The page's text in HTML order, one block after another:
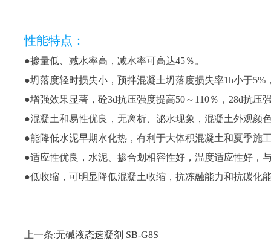
性能特点：
●掺量低、减水率高，减水率可高达45％。
●坍落度轻时损失小，预拌混凝土坍落度损失率1h小于5%
●增强效果显著，砼3d抗压强度提高50～110％，28d抗压
●混凝土和易性优良，无离析、泌水现象，混凝土外观颜
●能降低水泥早期水化热，有利于大体积混凝土和夏季施
●适应性优良，水泥、掺合划相容性好，温度适应性好，
●低收缩，可明显降低混凝土收缩，抗冻融能力和抗碳化
上一条:无碱液态速凝剂 SB-G8S